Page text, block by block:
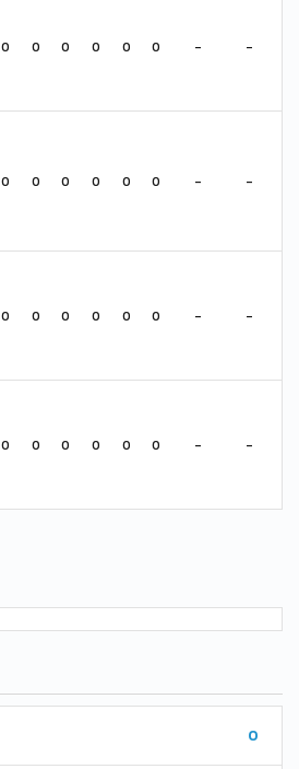
0 0 0 0 0 0 - -
0 0 0 0 0 0 - -
0 0 0 0 0 0 - -
0 0 0 0 0 0 - -
0